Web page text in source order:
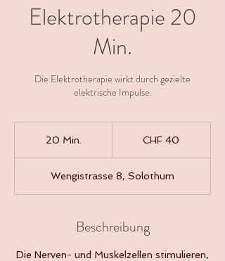
Elektrotherapie 20
Min.
Die Elektrotherapie wirkt durch gezielte
elektrische Impulse.
20 Min.
i
n
CHF 40
Wengistrasse 8, Solothurn
Beschreibung
Die Nerven- und Muskelzellen stimulieren,